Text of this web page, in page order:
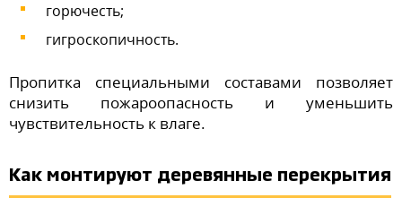
горючесть;
гигроскопичность.
Пропитка специальными составами позволяет
снизить пожароопасность и уменьшить
чувствительность к влаге.
Как монтируют деревянные перекрытия